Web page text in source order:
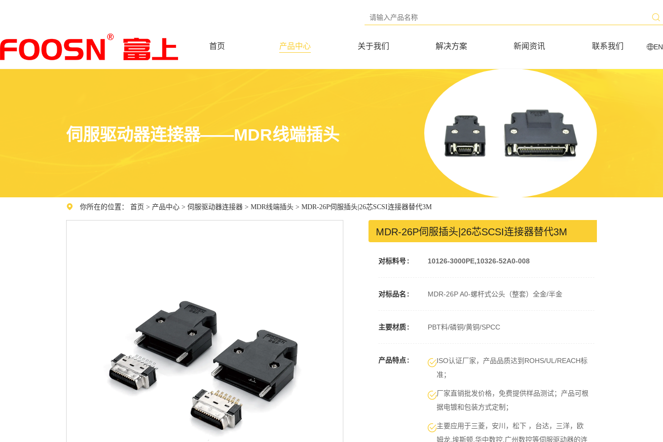
首页 产品中心 关于我们 解决方案 新闻资讯 联系我们 EN
伺服驱动器连接器——MDR线端插头
你所在的位置： 首页 > 产品中心 >伺服驱动器连接器 >MDR线端插头 >MDR-26P伺服插头|26芯SCSI连接器替代3M
MDR-26P伺服插头|26芯SCSI连接器替代3M
对标料号 10126-3000PE,10326-52A0-008
对标品名 MDR-26P A0-螺杆式公头（整套）全金/半金
主要材质 PBT料/磷铜/黄铜/SPCC
产品特点
ISO认证厂家，产品品质达到ROHS/UL/REACH标
准；
厂家直销批发价格，免费提供样品测试；产品可根
据电镀和包装方式定制；
主要应用于三菱，安川，松下 ，台达，三洋，欧
姆龙,埃斯顿,华中数控,广州数控等伺服驱动器的连